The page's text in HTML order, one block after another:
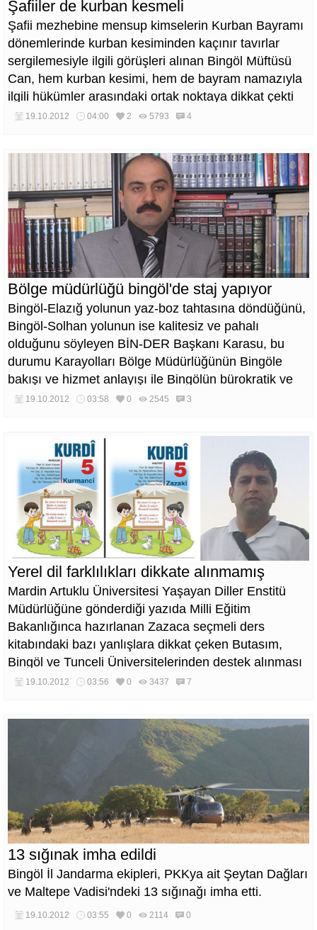
Şafiiler de kurban kesmeli
Şafii mezhebine mensup kimselerin Kurban Bayramı
dönemlerinde kurban kesiminden kaçınır tavırlar
sergilemesiyle ilgili görüşleri alınan Bingöl Müftüsü
Can, hem kurban kesimi, hem de bayram namazıyla
ilgili hükümler arasındaki ortak noktaya dikkat çekti
ve şu mesajı verdi:
19.10.2012 04:00 2 5793 4
Bölge müdürlüğü bingöl'de staj yapıyor
Bingöl-Elazığ yolunun yaz-boz tahtasına döndüğünü,
Bingöl-Solhan yolunun ise kalitesiz ve pahalı
olduğunu söyleyen BİN-DER Başkanı Karasu, bu
durumu Karayolları Bölge Müdürlüğünün Bingöle
bakışı ve hizmet anlayışı ile Bingölün bürokratik ve
siyasi yapısı sözleriyle özetledi.
19.10.2012 03:58 0 2545 3
Yerel dil farklılıkları dikkate alınmamış
Mardin Artuklu Üniversitesi Yaşayan Diller Enstitü
Müdürlüğüne gönderdiği yazıda Milli Eğitim
Bakanlığınca hazırlanan Zazaca seçmeli ders
kitabındaki bazı yanlışlara dikkat çeken Butasım,
Bingöl ve Tunceli Üniversitelerinden destek alınması
önerisini de paylaştı.
19.10.2012 03:56 0 3437 7
13 sığınak imha edildi
Bingöl İl Jandarma ekipleri, PKKya ait Şeytan Dağları
ve Maltepe Vadisi'ndeki 13 sığınağı imha etti.
19.10.2012 03:55 0 2114 0